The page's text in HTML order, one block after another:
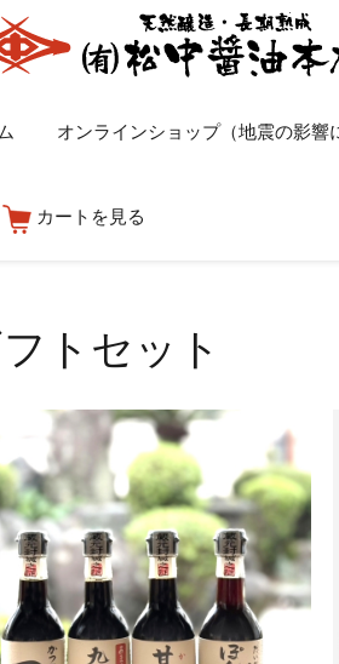
オンラインショップ（地震の影響
カートを見る
トセット